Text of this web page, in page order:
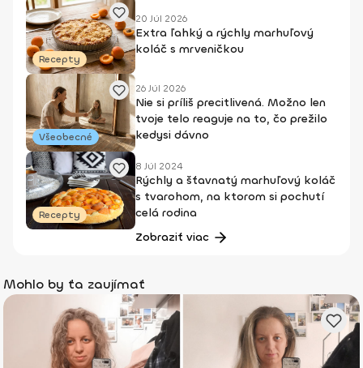
Recepty
20 Júl 2026
Extra ľahký a rýchly marhuľový
koláč s mrveničkou
Všeobecné
26 Júl 2026
Nie si príliš precitlivená. Možno len
tvoje telo reaguje na to, čo prežilo
kedysi dávno
Recepty
8 Júl 2024
Rýchly a šťavnatý marhuľový koláč
s tvarohom, na ktorom si pochutí
celá rodina
Zobraziť viac
Mohlo by ťa zaujímať